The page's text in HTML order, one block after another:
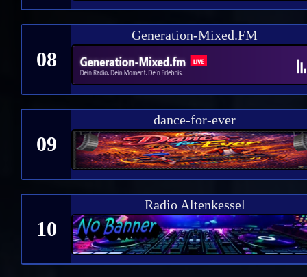
08
Generation-Mixed.FM
09
dance-for-ever
10
Radio Altenkessel